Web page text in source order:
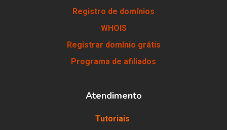
Registro de domínios
WHOIS
Registrar domínio grátis
Programa de afiliados
Atendimento
Tutoriais